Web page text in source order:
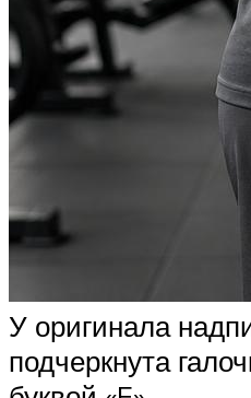
У оригинала
подчеркнута